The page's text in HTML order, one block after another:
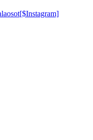
[$Instagram]